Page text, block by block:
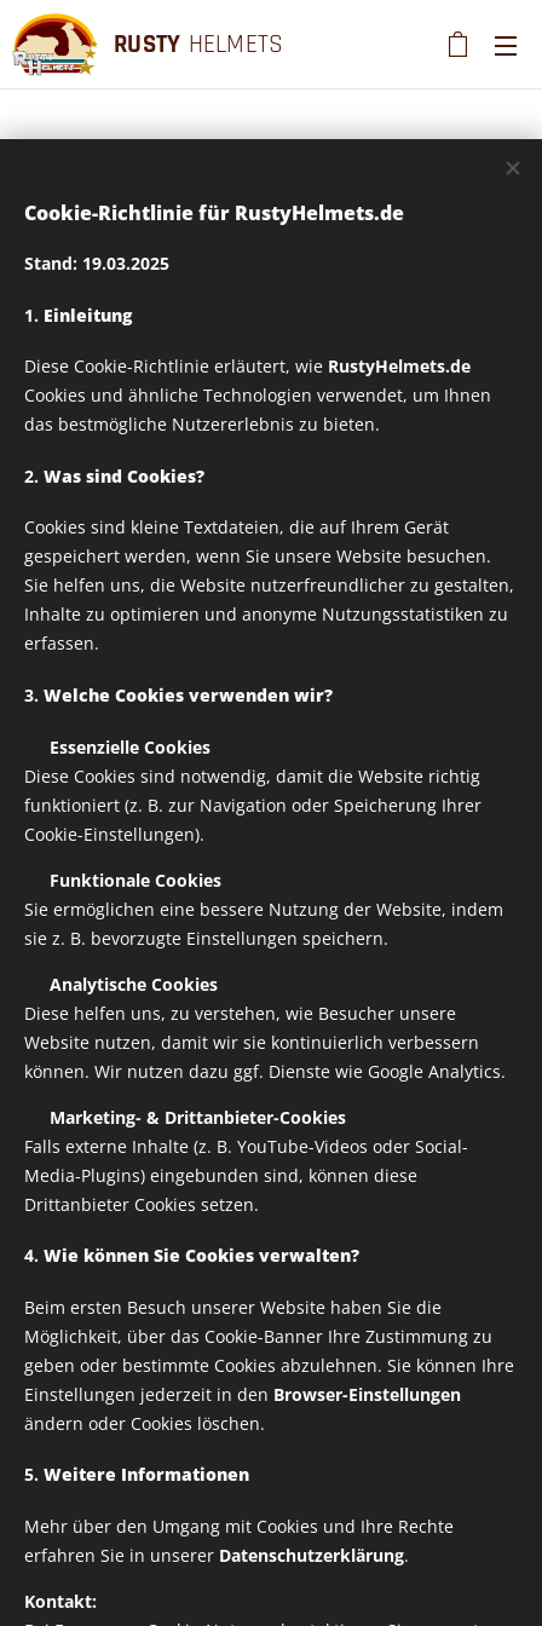
RUSTY HELMETS
Rusty Helmets
Superhero_01
Textildruck –
Verschiedene Größen
wählbar
Aufbügelbare Druck für Bekleidung
Breite
ab1,00€
zzgl. Versandkosten
Cookie-Richtlinie für RustyHelmets.de
Stand: 19.03.2025
1. Einleitung
Diese Cookie-Richtlinie erläutert, wie RustyHelmets.de
Cookies und ähnliche Technologien verwendet, um Ihnen
das bestmögliche Nutzererlebnis zu bieten.
2. Was sind Cookies?
Cookies sind kleine Textdateien, die auf Ihrem Gerät
gespeichert werden, wenn Sie unsere Website besuchen.
Sie helfen uns, die Website nutzerfreundlicher zu gestalten,
Inhalte zu optimieren und anonyme Nutzungsstatistiken zu
erfassen.
3. Welche Cookies verwenden wir?
Essenzielle Cookies
Diese Cookies sind notwendig, damit die Website richtig
funktioniert (z. B. zur Navigation oder Speicherung Ihrer
Cookie-Einstellungen).
Funktionale Cookies
Sie ermöglichen eine bessere Nutzung der Website, indem
sie z. B. bevorzugte Einstellungen speichern.
Analytische Cookies
Diese helfen uns, zu verstehen, wie Besucher unsere
Website nutzen, damit wir sie kontinuierlich verbessern
können. Wir nutzen dazu ggf. Dienste wie Google Analytics.
Marketing- & Drittanbieter-Cookies
Falls externe Inhalte (z. B. YouTube-Videos oder Social-
Media-Plugins) eingebunden sind, können diese
Drittanbieter Cookies setzen.
4. Wie können Sie Cookies verwalten?
Beim ersten Besuch unserer Website haben Sie die
Möglichkeit, über das Cookie-Banner Ihre Zustimmung zu
geben oder bestimmte Cookies abzulehnen. Sie können Ihre
Einstellungen jederzeit in den Browser-Einstellungen
ändern oder Cookies löschen.
5. Weitere Informationen
Mehr über den Umgang mit Cookies und Ihre Rechte
erfahren Sie in unserer Datenschutzerklärung.
Kontakt: